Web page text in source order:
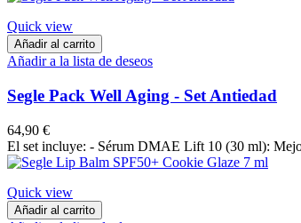
Quick view
Añadir al carrito
Añadir a la lista de deseos
Segle Pack Well Aging - Set Antiedad
64,90 €
El set incluye: - Sérum DMAE Lift 10 (30 ml):
Quick view
Añadir al carrito